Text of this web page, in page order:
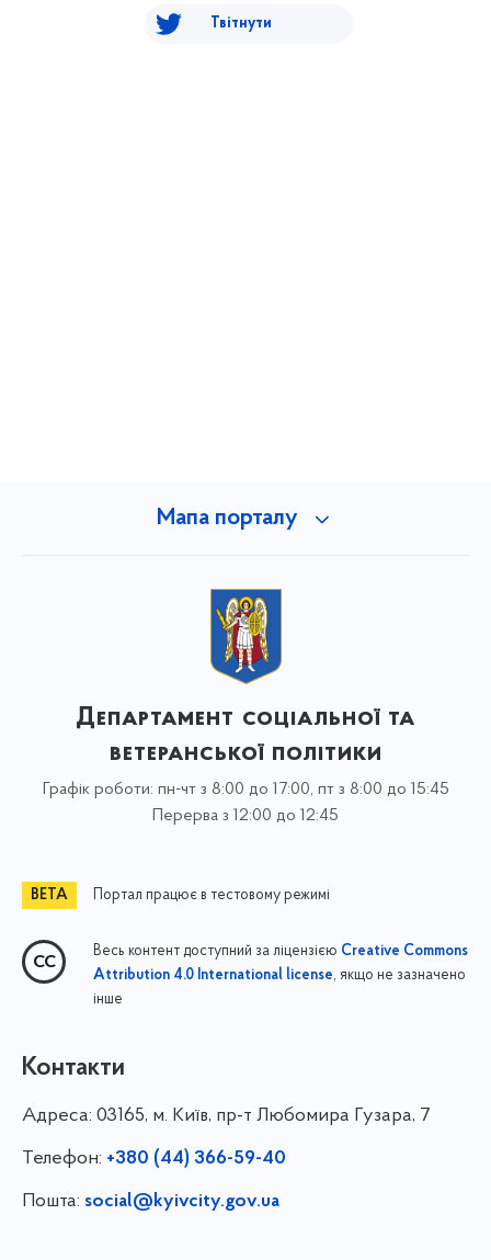
Твітнути
Мапа порталу
Департамент соціальної та
ветеранської політики
Графік роботи: пн-чт з 8:00 до 17:00, пт з 8:00 до 15:45
Перерва з 12:00 до 12:45
Портал працює в тестовому режимі
Весь контент доступний за ліцензією Creative Commons
Attribution 4.0 International license, якщо не зазначено
інше
Контакти
Адреса: 03165, м. Київ, пр-т Любомира Гузара, 7
Телефон: +380 (44) 366-59-40
Пошта: social@kyivcity.gov.ua